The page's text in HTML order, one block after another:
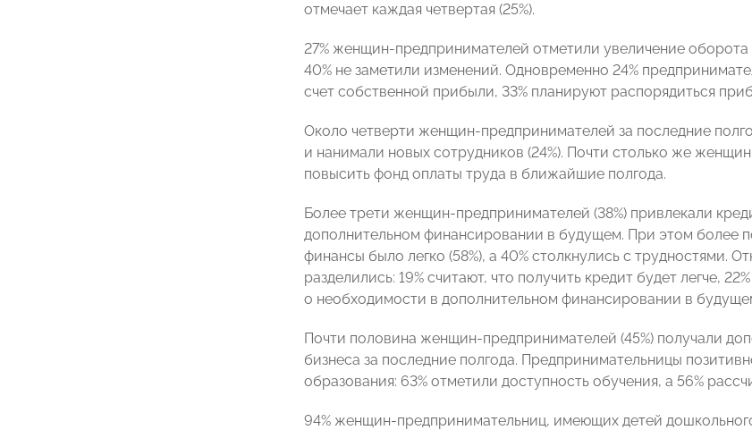
отмечает каждая четвертая (25%).
27% женщин-предпринимателей отметили увеличение оборота
40% не заметили изменений. Одновременно 24%
счет собственной прибыли, 33% планируют распорядиться
Около четверти женщин-предпринимателей за последние
и нанимали новых сотрудников (24%). Почти столько же
повысить фонд оплаты труда в ближайшие полгода.
Более трети женщин-предпринимателей (38%) привлекали
дополнительном финансировании в будущем. При этом более
финансы было легко (58%), а 40% столкнулись с трудностями.
разделились: 19% считают, что получить кредит будет легче,
о необходимости в дополнительном финансировании в
Почти половина женщин-предпринимателей (45%) получали
бизнеса за последние полгода. Предпринимательницы
образования: 63% отметили доступность обучения, а 56%
94% женщин-предпринимательниц, имеющих детей